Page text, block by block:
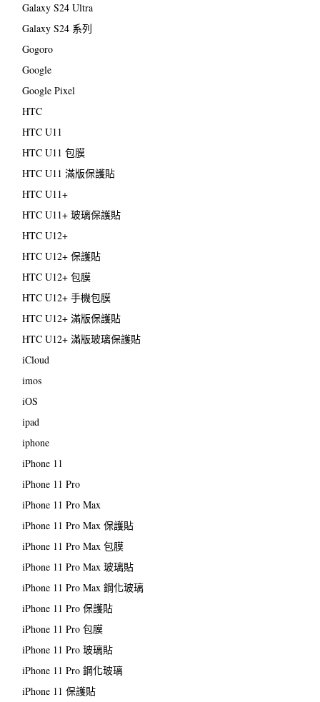
Galaxy S24 Ultra
Galaxy S24 系列
Gogoro
Google
Google Pixel
HTC
HTC U11
HTC U11 包膜
HTC U11 滿版保護貼
HTC U11+
HTC U11+ 玻璃保護貼
HTC U12+
HTC U12+ 保護貼
HTC U12+ 包膜
HTC U12+ 手機包膜
HTC U12+ 滿版保護貼
HTC U12+ 滿版玻璃保護貼
iCloud
imos
iOS
ipad
iphone
iPhone 11
iPhone 11 Pro
iPhone 11 Pro Max
iPhone 11 Pro Max 保護貼
iPhone 11 Pro Max 包膜
iPhone 11 Pro Max 玻璃貼
iPhone 11 Pro Max 鋼化玻璃
iPhone 11 Pro 保護貼
iPhone 11 Pro 包膜
iPhone 11 Pro 玻璃貼
iPhone 11 Pro 鋼化玻璃
iPhone 11 保護貼